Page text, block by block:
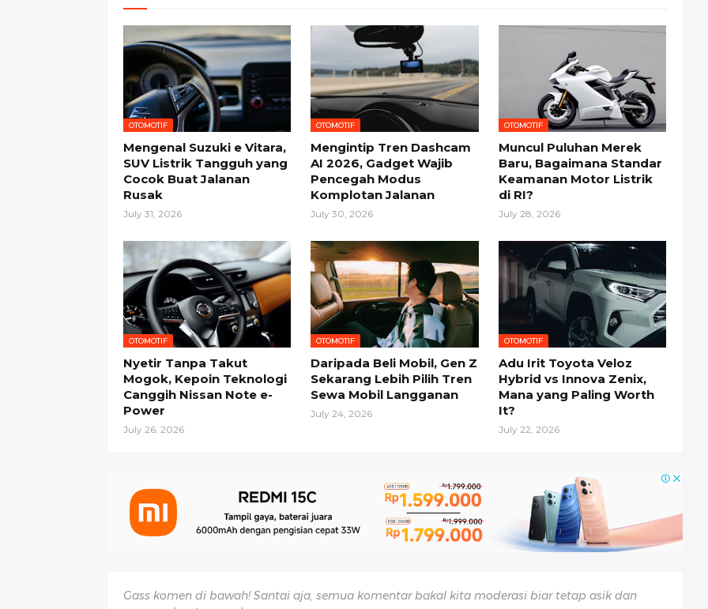
OTOMOTIF
Mengenal Suzuki e Vitara,
SUV Listrik Tangguh yang
Cocok Buat Jalanan
Rusak
July 31, 2026
OTOMOTIF
Mengintip Tren Dashcam
AI 2026, Gadget Wajib
Pencegah Modus
Komplotan Jalanan
July 30, 2026
OTOMOTIF
Muncul Puluhan Merek
Baru, Bagaimana Standar
Keamanan Motor Listrik
di RI?
July 28, 2026
OTOMOTIF
Nyetir Tanpa Takut
Mogok, Kepoin Teknologi
Canggih Nissan Note e-
Power
July 26, 2026
OTOMOTIF
Daripada Beli Mobil, Gen Z
Sekarang Lebih Pilih Tren
Sewa Mobil Langganan
July 24, 2026
OTOMOTIF
Adu Irit Toyota Veloz
Hybrid vs Innova Zenix,
Mana yang Paling Worth
It?
July 22, 2026
Gass komen di bawah! Santai aja, semua komentar bakal kita moderasi biar tetap asik dan